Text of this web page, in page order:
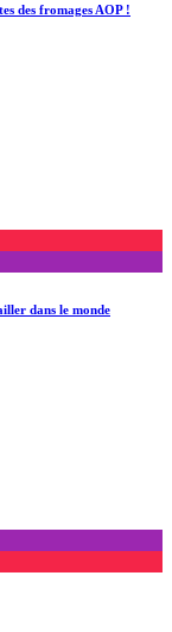
des fromages AOP !
dans le monde